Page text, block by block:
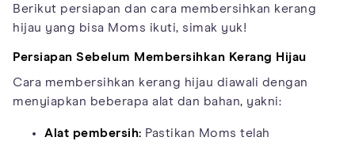
Berikut persiapan dan cara membersihkan kerang
hijau yang bisa Moms ikuti, simak yuk!
Persiapan Sebelum Membersihkan Kerang Hijau
Cara membersihkan kerang hijau diawali dengan
menyiapkan beberapa alat dan bahan, yakni:
Alat pembersih: Pastikan Moms telah